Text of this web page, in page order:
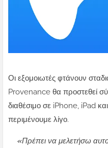
Οι εξομοιωτές φτάνουν
Provenance θα προστεθεί
διαθέσιμο σε iPhone, iPad
περιμένουμε λίγο.
«Πρέπει να μελετήσω